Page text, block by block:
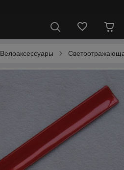
Велоаксессуары